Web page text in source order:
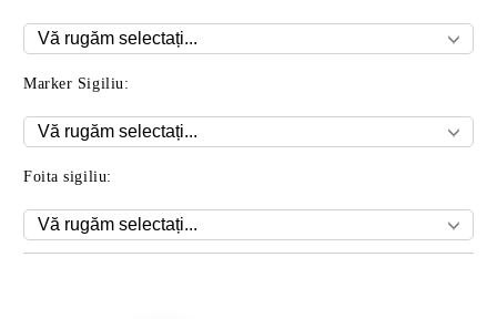
Marker Sigiliu:
Foita sigiliu: